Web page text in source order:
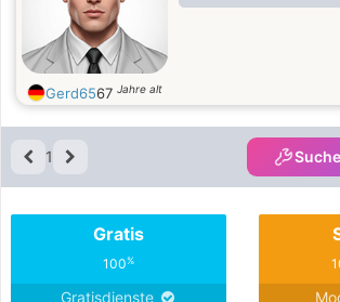
Gerd6567 Jahre alt
1
Gratis
100%
Gratisdienste